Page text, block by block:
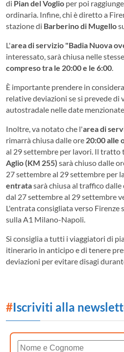
di Pian del Voglio per poi
ordinaria. Infine, chi è diretto a
stazione di Barberino di Mugello
L'area di servizio "Badia Nuova
interessato, sarà chiusa nelle
compreso tra le 20:00 e le 6:00.
È importante prendere in
relative deviazioni se si prevede di
autostradale nelle date
Inoltre, va notato che l'area di
rimarrà chiusa dalle ore 20:00 alle
al 29 settembre per lavori. Il tratto
Aglio (KM 255) sarà chiuso dalle
27 settembre al 29 settembre per
entratasarà chiusa al traffico dalle
dal 27 settembre al 29 settembre
L'entrata consigliata verso Firenze
sulla A1 Milano-Napoli.
Si consiglia a tutti i viaggiatori di
itinerario in anticipo e di tenere
deviazioni per evitare disagi
#Iscriviti alla